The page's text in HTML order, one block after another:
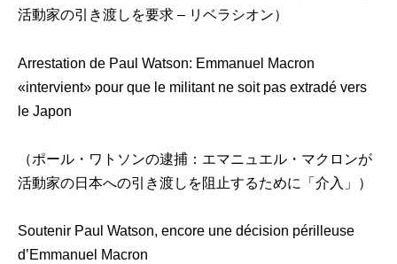
活動家の引き渡しを要求 – リベラシオン）
Arrestation de Paul Watson: Emmanuel Macron
«intervient» pour que le militant ne soit pas extradé vers
le Japon
（ポール・ワトソンの逮捕：エマニュエル・マクロンが
活動家の日本への引き渡しを阻止するために「介入」）
Soutenir Paul Watson, encore une décision périlleuse
d’Emmanuel Macron